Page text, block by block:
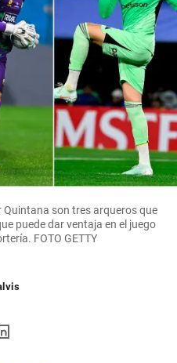
Quintana son tres arqueros que
puede dar ventaja en el juego
FOTO GETTY